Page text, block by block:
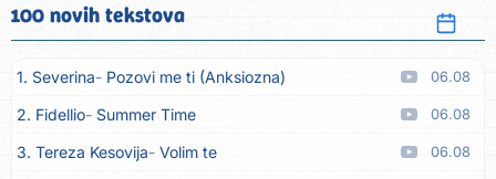
100 novih tekstova
1. Severina Pozovi me ti (Anksiozna) 06.08
2. Fidellio Summer Time 06.08
3. Tereza Kesovija Volim te 06.08